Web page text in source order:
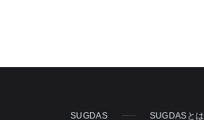
SUGDAS SUGDASとは